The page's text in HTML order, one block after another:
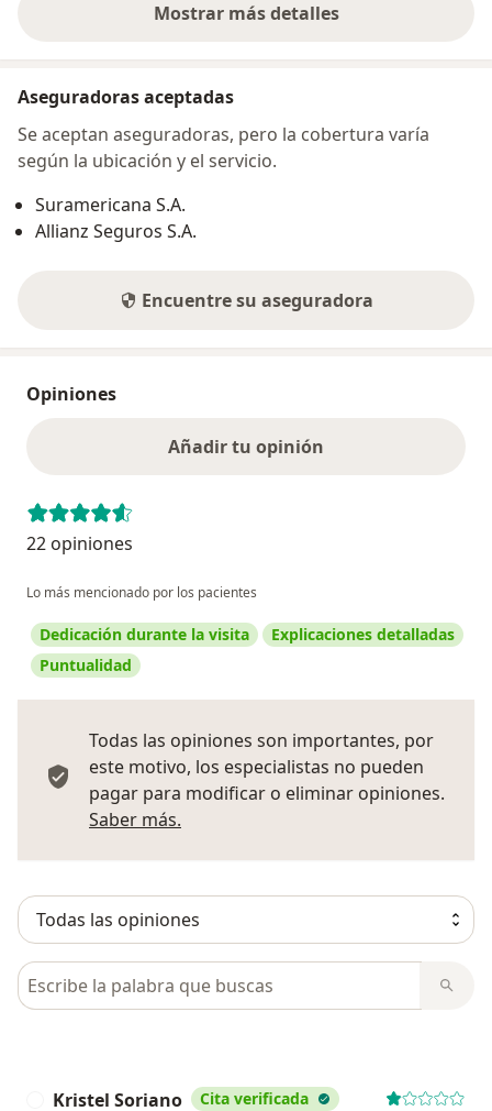
Mostrar más detalles
sobre la dirección
Aseguradoras aceptadas
Se aceptan aseguradoras, pero la cobertura varía
según la ubicación y el servicio.
Suramericana S.A.
Allianz Seguros S.A.
Encuentre su aseguradora
Opiniones
Añadir tu opinión
22 opiniones
Lo más mencionado por los pacientes
Dedicación durante la visita
Explicaciones detalladas
Puntualidad
Todas las opiniones son importantes, por
este motivo, los especialistas no pueden
pagar para modificar o eliminar opiniones.
Saber más.
Busca en opiniones
Kristel Soriano Cita verificada